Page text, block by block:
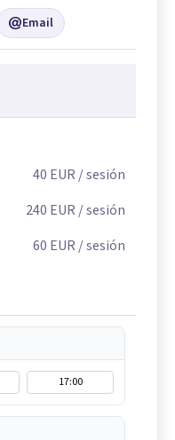
Email
40 EUR / sesión
240 EUR / sesión
60 EUR / sesión
17:00